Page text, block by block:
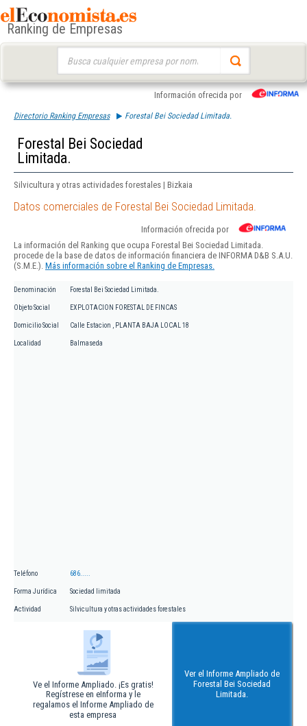
Ranking de Empresas
Información ofrecida por
Directorio Ranking Empresas Forestal Bei Sociedad Limitada.
Forestal Bei Sociedad
Limitada.
Silvicultura y otras actividades forestales | Bizkaia
Datos comerciales de Forestal Bei Sociedad Limitada.
Información ofrecida por
La información del Ranking que ocupa Forestal Bei Sociedad Limitada.
procede de la base de datos de información financiera de INFORMA D&B S.A.U.
(S.M.E.). Más información sobre el Ranking de Empresas.
Denominación Forestal Bei Sociedad Limitada.
Objeto Social EXPLOTACION FORESTAL DE FINCAS
Domicilio Social Calle Estacion , PLANTA BAJA LOCAL 18
Localidad Balmaseda
Teléfono 686.....
Forma Jurídica Sociedad limitada
Actividad Silvicultura y otras actividades forestales
Ve el Informe Ampliado. ¡Es gratis!
Regístrese en eInforma y le
regalamos el Informe Ampliado de
esta empresa
Ver el Informe Ampliado de
Forestal Bei Sociedad
Limitada.